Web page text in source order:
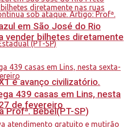
é avanço civilizatório.
Profª. Bebel(PT-SP)
em São José do Rio
vender bilhetes diretamente
439 casas em Lins, nesta
de fevereiro